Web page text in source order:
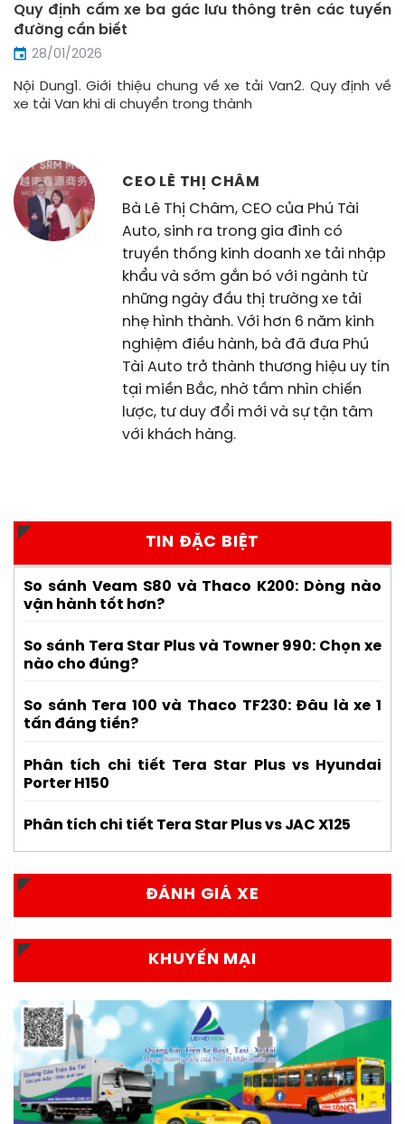
Quy định cấm xe ba gác lưu thông trên các tuyến
đường cần biết
28/01/2026
Nội Dung1. Giới thiệu chung về xe tải Van2. Quy định về
xe tải Van khi di chuyển trong thành
CEO LÊ THỊ CHÂM
Bà Lê Thị Châm, CEO của Phú Tài
Auto, sinh ra trong gia đình có
truyền thống kinh doanh xe tải nhập
khẩu và sớm gắn bó với ngành từ
những ngày đầu thị trường xe tải
nhẹ hình thành. Với hơn 6 năm kinh
nghiệm điều hành, bà đã đưa Phú
Tài Auto trở thành thương hiệu uy tín
tại miền Bắc, nhờ tầm nhìn chiến
lược, tư duy đổi mới và sự tận tâm
với khách hàng.
TIN ĐẶC BIỆT
So sánh Veam S80 và Thaco K200: Dòng nào
vận hành tốt hơn?
So sánh Tera Star Plus và Towner 990: Chọn xe
nào cho đúng?
So sánh Tera 100 và Thaco TF230: Đâu là xe 1
tấn đáng tiền?
Phân tích chi tiết Tera Star Plus vs Hyundai
Porter H150
Phân tích chi tiết Tera Star Plus vs JAC X125
ĐÁNH GIÁ XE
KHUYẾN MẠI